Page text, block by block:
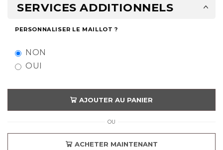
SERVICES ADDITIONNELS
PERSONNALISER LE MAILLOT ?
NON
OUI
AJOUTER AU PANIER
OU
ACHETER MAINTENANT